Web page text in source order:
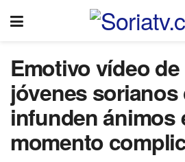
Emotivo vídeo
jóvenes
infunden ánimos
momento